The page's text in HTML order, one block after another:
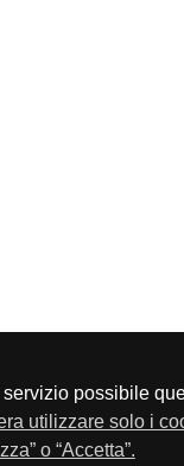
possibile
utilizzare solo i
o “Accetta”.
P.Iva